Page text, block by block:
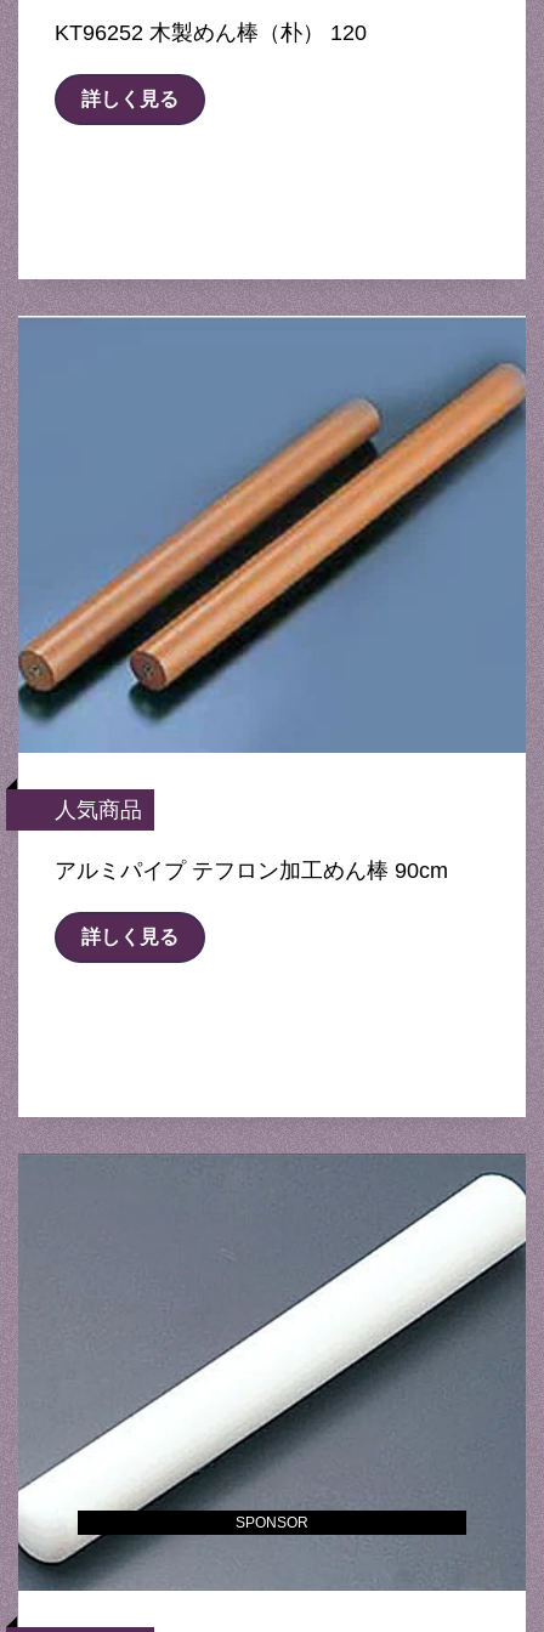
KT96252 木製めん棒（朴） 120
詳しく見る
人気商品
アルミパイプ テフロン加工めん棒 90cm
詳しく見る
SPONSOR